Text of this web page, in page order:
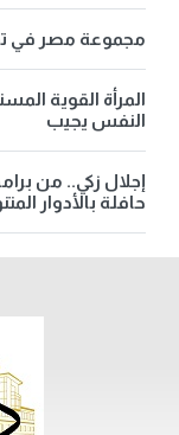
مجموعة مصر في
المرأة القوية
النفس يجيب
إجلال زكي.. من
حافلة بالأدوار